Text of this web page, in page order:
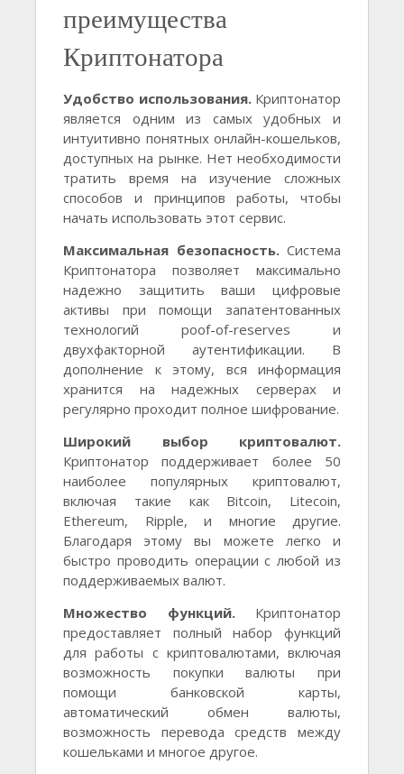
преимущества
Криптонатора
Удобство использования.Криптонатор
является одним из самых удобных и
интуитивно понятных онлайн-кошельков,
доступных на рынке. Нет необходимости
тратить время на изучение сложных
способов и принципов работы, чтобы
начать использовать этот сервис.
Максимальная безопасность.Система
Криптонатора позволяет максимально
надежно защитить ваши цифровые
активы при помощи запатентованных
технологий poof-of-reserves и
двухфакторной аутентификации. В
дополнение к этому, вся информация
хранится на надежных серверах и
регулярно проходит полное шифрование.
Широкий выбор криптовалют.
Криптонатор поддерживает более 50
наиболее популярных криптовалют,
включая такие как Bitcoin, Litecoin,
Ethereum, Ripple, и многие другие.
Благодаря этому вы можете легко и
быстро проводить операции с любой из
поддерживаемых валют.
Множество функций.Криптонатор
предоставляет полный набор функций
для работы с криптовалютами, включая
возможность покупки валюты при
помощи банковской карты,
автоматический обмен валюты,
возможность перевода средств между
кошельками и многое другое.